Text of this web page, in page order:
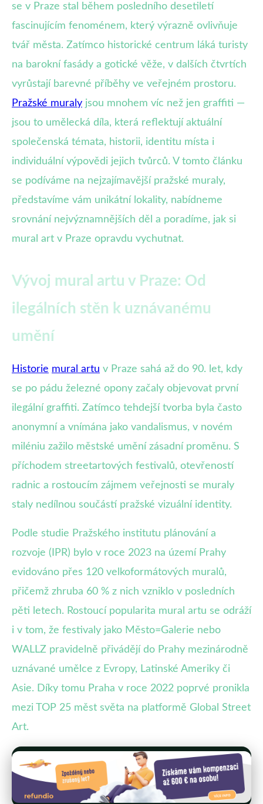
se v Praze stal během posledního desetiletí
fascinujícím fenoménem, který výrazně ovlivňuje
tvář města. Zatímco historické centrum láká turisty
na barokní fasády a gotické věže, v dalších čtvrtích
vyrůstají barevné příběhy ve veřejném prostoru.
Pražské muraly jsou mnohem víc než jen graffiti —
jsou to umělecká díla, která reflektují aktuální
společenská témata, historii, identitu místa i
individuální výpovědi jejich tvůrců. V tomto článku
se podíváme na nejzajímavější pražské muraly,
představíme vám unikátní lokality, nabídneme
srovnání nejvýznamnějších děl a poradíme, jak si
mural art v Praze opravdu vychutnat.
Vývoj mural artu v Praze: Od
ilegálních stěn k uznávanému
umění
Historie mural artu v Praze sahá až do 90. let, kdy
se po pádu železné opony začaly objevovat první
ilegální graffiti. Zatímco tehdejší tvorba byla často
anonymní a vnímána jako vandalismus, v novém
miléniu zažilo městské umění zásadní proměnu. S
příchodem streetartových festivalů, otevřeností
radnic a rostoucím zájmem veřejnosti se muraly
staly nedílnou součástí pražské vizuální identity.
Podle studie Pražského institutu plánování a
rozvoje (IPR) bylo v roce 2023 na území Prahy
evidováno přes 120 velkoformátových muralů,
přičemž zhruba 60 % z nich vzniklo v posledních
pěti letech. Rostoucí popularita mural artu se odráží
i v tom, že festivaly jako Město=Galerie nebo
WALLZ pravidelně přivádějí do Prahy mezinárodně
uznávané umělce z Evropy, Latinské Ameriky či
Asie. Díky tomu Praha v roce 2022 poprvé pronikla
mezi TOP 25 měst světa na platformě Global Street
Art.